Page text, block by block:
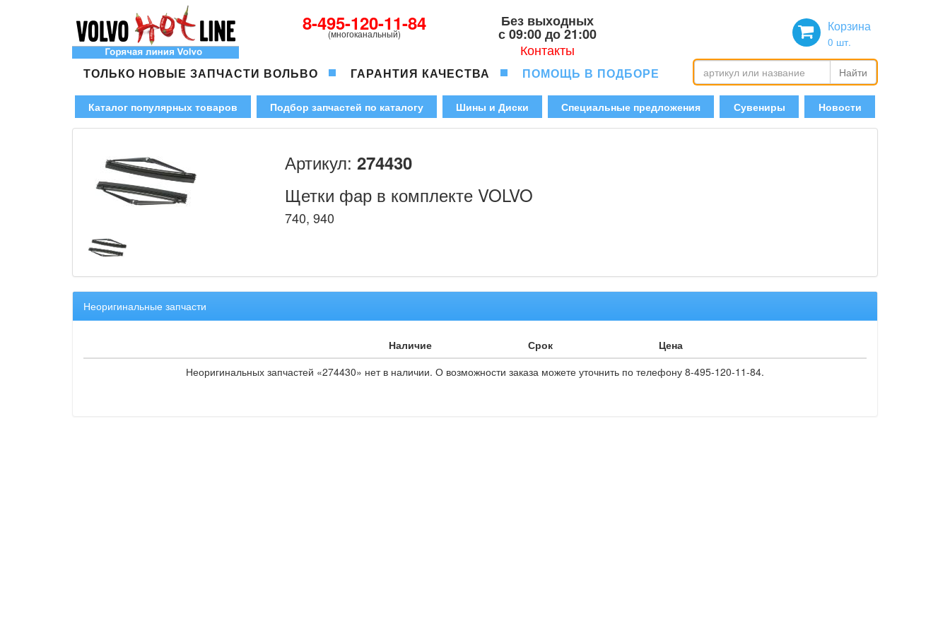
8-495-120-11-84
(многоканальный)
Без выходных
с 09:00 до 21:00
Контакты
Корзина
0 шт.
ТОЛЬКО НОВЫЕ ЗАПЧАСТИ ВОЛЬВО ГАРАНТИЯ КАЧЕСТВА ПОМОЩЬ В ПОДБОРЕ Найти
Каталог популярных товаров Подбор запчастей по каталогу Шины и Диски Специальные предложения Сувениры Новости
Артикул: 274430
Щетки фар в комплекте VOLVO
740, 940
Неоригинальные запчасти
Наличие Срок
Цена
Неоригинальных запчастей «274430» нет в наличии. О возможности заказа можете уточнить по телефону 8-495-120-11-84.